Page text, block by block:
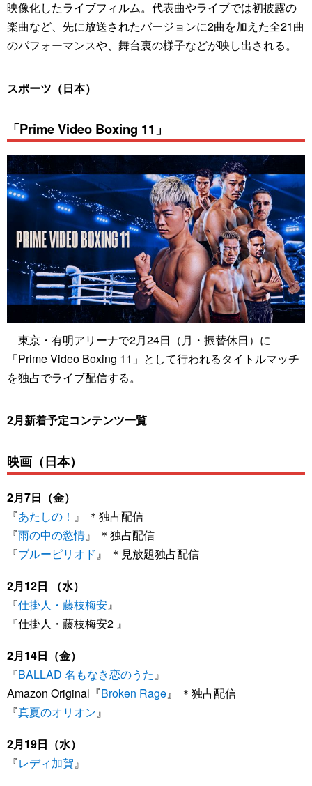
映像化したライブフィルム。代表曲やライブでは初披露の
楽曲など、先に放送されたバージョンに2曲を加えた全21曲
のパフォーマンスや、舞台裏の様子などが映し出される。
スポーツ（日本）
「Prime Video Boxing 11」
東京・有明アリーナで2月24日（月・振替休日）に
「Prime Video Boxing 11」として行われるタイトルマッチ
を独占でライブ配信する。
2月新着予定コンテンツ一覧
映画（日本）
2月7日（金）
『あたしの！ 』 ＊独占配信
『雨の中の慾情』 ＊独占配信
『ブルーピリオド』 ＊見放題独占配信
2月12日 （水）
『仕掛人・藤枝梅安』
『仕掛人・藤枝梅安2 』
2月14日（金）
『BALLAD 名もなき恋のうた』
Amazon Original『Broken Rage』 ＊独占配信
『真夏のオリオン』
2月19日（水）
『レディ加賀』